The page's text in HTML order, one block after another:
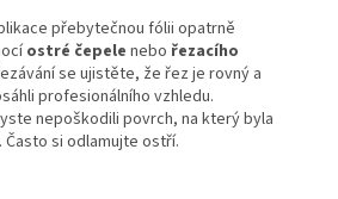
přebytečnou fólii opatrně
ostré čepele nebo řezacího
se ujistěte, že řez je rovný a
profesionálního vzhledu.
nepoškodili povrch, na který byla
si odlamujte ostří.